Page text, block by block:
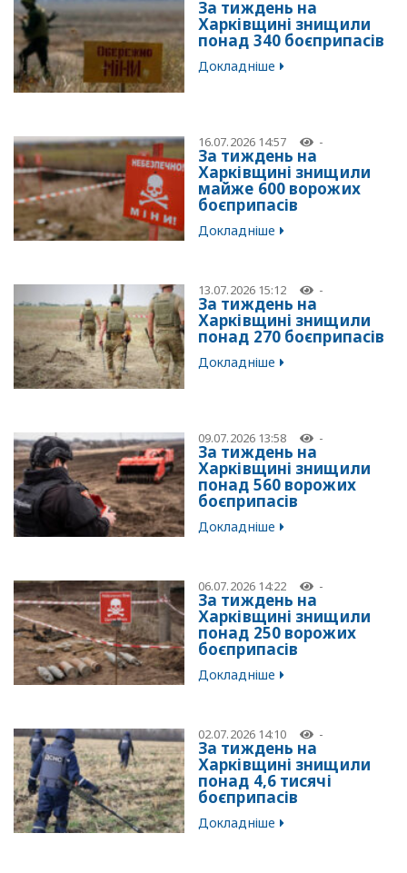
За тиждень на
Харківщині знищили
понад 340 боєприпасів
Докладніше
16.07.2026 14:57 -
За тиждень на
Харківщині знищили
майже 600 ворожих
боєприпасів
Докладніше
13.07.2026 15:12 -
За тиждень на
Харківщині знищили
понад 270 боєприпасів
Докладніше
09.07.2026 13:58 -
За тиждень на
Харківщині знищили
понад 560 ворожих
боєприпасів
Докладніше
06.07.2026 14:22 -
За тиждень на
Харківщині знищили
понад 250 ворожих
боєприпасів
Докладніше
02.07.2026 14:10 -
За тиждень на
Харківщині знищили
понад 4,6 тисячі
боєприпасів
Докладніше